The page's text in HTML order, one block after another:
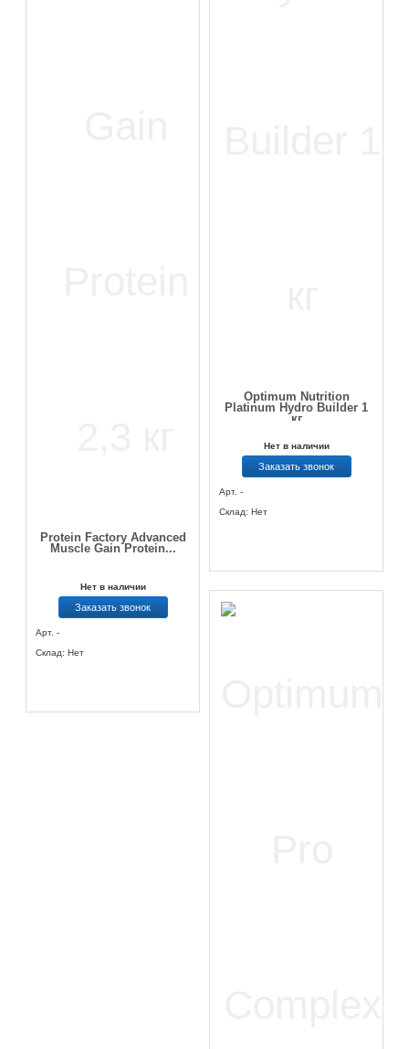
Protein Factory Advanced
Muscle Gain Protein...
Нет в наличии
Заказать звонок
Арт. -
Склад: Нет
Optimum Nutrition
Platinum Hydro Builder 1
кг
Нет в наличии
Заказать звонок
Арт. -
Склад: Нет